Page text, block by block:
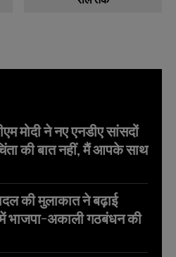
मोदी ने नए एनडीए सांसदों
की बात नहीं, मैं आपके साथ
की मुलाकात ने बढ़ाई
भाजपा-अकाली गठबंधन की